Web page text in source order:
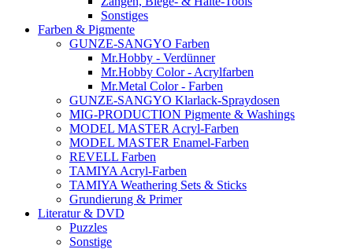
Sonstiges
Farben & Pigmente
GUNZE-SANGYO Farben
Mr.Hobby - Verdünner
Mr.Hobby Color - Acrylfarben
Mr.Metal Color - Farben
GUNZE-SANGYO Klarlack-Spraydosen
MIG-PRODUCTION Pigmente & Washings
MODEL MASTER Acryl-Farben
MODEL MASTER Enamel-Farben
REVELL Farben
TAMIYA Acryl-Farben
TAMIYA Weathering Sets & Sticks
Grundierung & Primer
Literatur & DVD
Puzzles
Sonstige